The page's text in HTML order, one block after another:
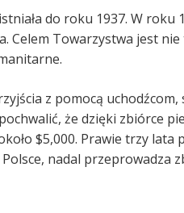
do roku 1937. W roku
Celem Towarzystwa jest
z pomocą
że dzięki zbiórce
$5,000. Prawie trzy
nadal przeprowadza